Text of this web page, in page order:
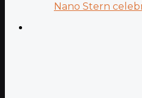
Nano Stern